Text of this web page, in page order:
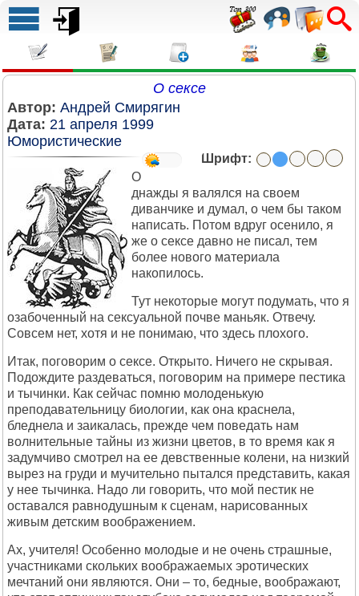
О сексе
Автор: Андрей Смирягин
Дата: 21 апреля 1999
Юмористические
Шрифт:
О
днажды я валялся на своем
диванчике и думал, о чем бы таком
написать. Потом вдруг осенило, я
же о сексе давно не писал, тем
более нового материала
накопилось.
Тут некоторые могут подумать, что я
озабоченный на сексуальной почве маньяк. Отвечу.
Совсем нет, хотя и не понимаю, что здесь плохого.
Итак, поговорим о сексе. Открыто. Ничего не скрывая.
Подождите раздеваться, поговорим на примере пестика
и тычинки. Как сейчас помню молоденькую
преподавательницу биологии, как она краснела,
бледнела и заикалась, прежде чем поведать нам
волнительные тайны из жизни цветов, в то время как я
задумчиво смотрел на ее девственные колени, на низкий
вырез на груди и мучительно пытался представить, какая
у нее тычинка. Надо ли говорить, что мой пестик не
оставался равнодушным к сценам, нарисованных
живым детским воображением.
Ах, учителя! Особенно молодые и не очень страшные,
участниками скольких воображаемых эротических
мечтаний они являются. Они – то, бедные, воображают,